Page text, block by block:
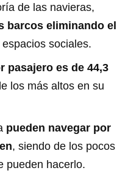
de las navieras,
barcos eliminando el
sociales.
pasajero es de 44,3
los más altos en su
pueden navegar por
, siendo de los pocos
pueden hacerlo.